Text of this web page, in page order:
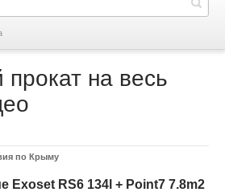
на весь
по Крыму
Exoset RS6 134l + Point7 7.8m2